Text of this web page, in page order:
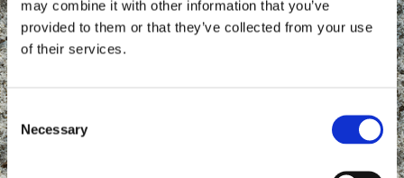
may combine it with other information that you’ve
provided to them or that they’ve collected from your use
of their services.
Consent
Selection
Necessary